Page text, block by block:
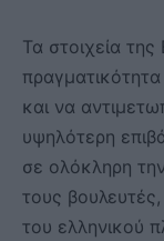
Τα στοιχεία
και να
υψηλότερη
σε ολόκληρη
τους
του ελληνικού